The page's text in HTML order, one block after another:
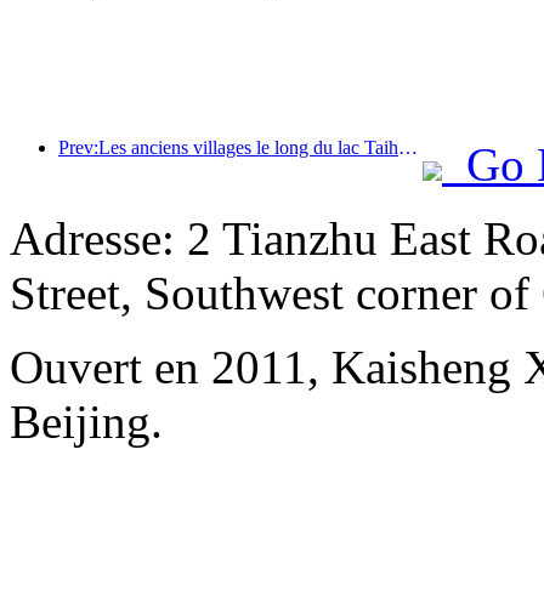
Prev:Les anciens villages le long du lac Taihu à Huzhou, dans la province du Zhejiang, ont commencé à être rénovés et modernisés, avec un investissement de près d'un milliard de yuans.
Go
Adresse: 2 Tianzhu East
Street, Southwest corner
Ouvert en 2011,
Beijing.